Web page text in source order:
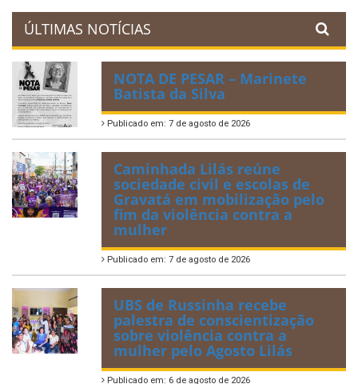
ÚLTIMAS NOTÍCIAS
NOTA DE PESAR – Marinete
Batista da Silva
Publicado em: 7 de agosto de 2026
Caminhada Lilás reúne
sociedade civil e escolas de
Gravatá em mobilização pelo
fim da violência contra a
mulher
Publicado em: 7 de agosto de 2026
UBS de Russinha recebe
palestra de conscientização
sobre violência contra a
mulher pelo Agosto Lilás
Publicado em: 6 de agosto de 2026